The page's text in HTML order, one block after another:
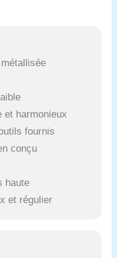
et harmonieux
fournis
conçu
haute
et régulier